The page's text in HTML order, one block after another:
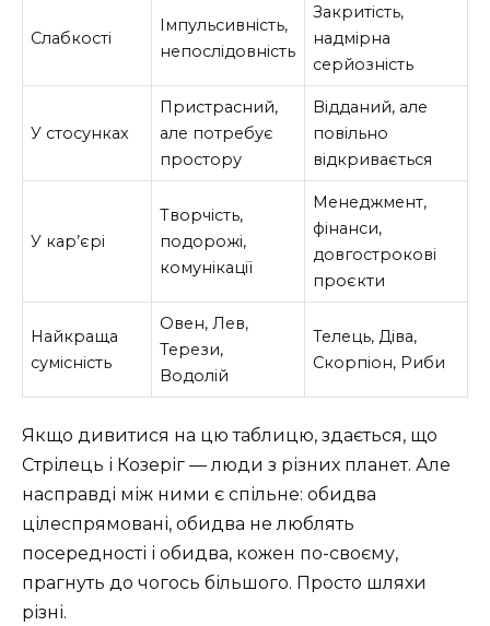
Слабкості
Імпульсивність,
непослідовність
Закритість,
надмірна
серйозність
У стосунках
Пристрасний,
але потребує
простору
Відданий, але
повільно
відкривається
У кар’єрі
Творчість,
подорожі,
комунікації
Менеджмент,
фінанси,
довгострокові
проєкти
Найкраща
сумісність
Овен, Лев,
Терези,
Водолій
Телець, Діва,
Скорпіон, Риби
Якщо дивитися на цю таблицю, здається, що
Стрілець і Козеріг — люди з різних планет. Але
насправді між ними є спільне: обидва
цілеспрямовані, обидва не люблять
посередності і обидва, кожен по-своєму,
прагнуть до чогось більшого. Просто шляхи
різні.